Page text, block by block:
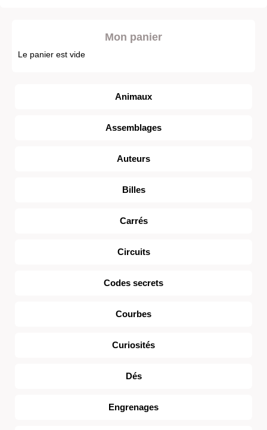
Mon panier
Le panier est vide
Animaux
Assemblages
Auteurs
Billes
Carrés
Circuits
Codes secrets
Courbes
Curiosités
Dés
Engrenages